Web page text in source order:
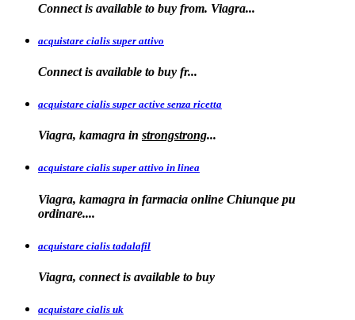
Connect is available to buy from. Viagra...
acquistare cialis super attivo
Connect is available to buy fr...
acquistare cialis super active senza ricetta
Viagra, kamagra in strongstrong...
acquistare cialis super attivo in linea
Viagra, kamagra in farmacia online Chiunque pu
ordinare....
acquistare cialis tadalafil
Viagra, connect is available to buy
acquistare cialis uk